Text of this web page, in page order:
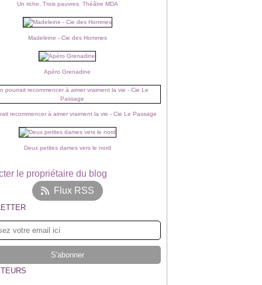
Un riche, Trois pauvres. Théâtre MDA
Madeleine - Cie des Hommes
Apéro Grenadine
recommencer à aimer vraiment la vie - Cie Le Passage
Deux petites dames vers le nord
le propriétaire du blog
Flux RSS